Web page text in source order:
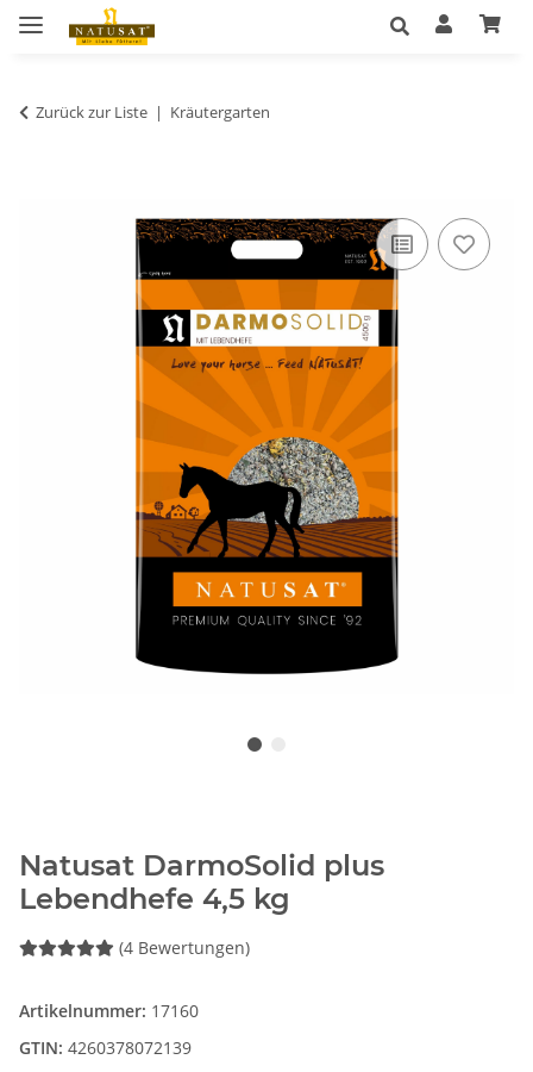
Zurück zur Liste Kräutergarten
Natusat DarmoSolid plus
Lebendhefe 4,5 kg
(4 Bewertungen)
Artikelnummer: 17160
GTIN: 4260378072139